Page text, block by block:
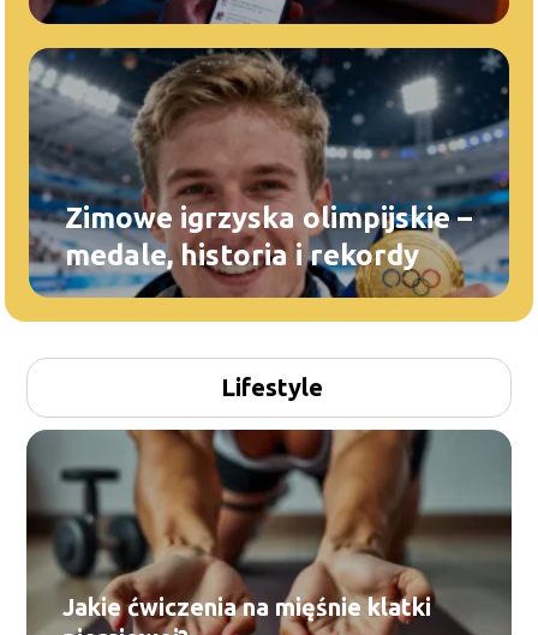
najciekawsze wątki
Zimowe igrzyska olimpijskie –
medale, historia i rekordy
Lifestyle
Jakie ćwiczenia na mięśnie klatki